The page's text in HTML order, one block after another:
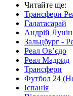
Читайте ще:
Трансфери
Галатасарай
Андрій Лунін
Зальцбург -
Реал Ов’єдо
Реал Мадрид
Трансфери
Футбол 24
Іспанія